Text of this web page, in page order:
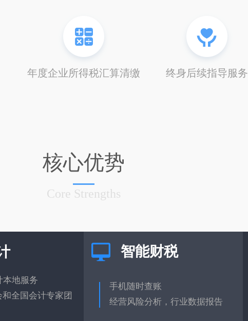
年度企业所得税汇算清缴 终身后续指导服务
核心优势
Core Strengths
本地服务
全国会计专家团
智能财税
手机随时查账
经营风险分析，行业数据报告